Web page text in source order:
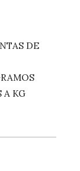
DE
A KG